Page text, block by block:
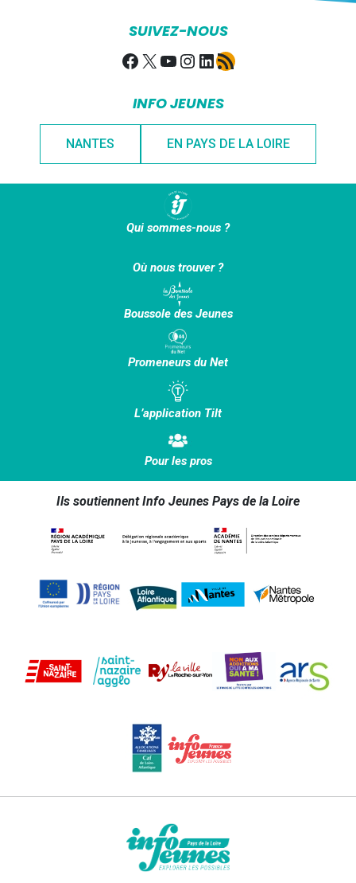
SUIVEZ-NOUS
Facebook
X YouTube
Instagram
LinkedIn
Flux RSS
INFO JEUNES
NANTES EN PAYS DE LA LOIRE
Qui sommes-nous ?
Où nous trouver ?
Boussole des Jeunes
Promeneurs du Net
L’application Tilt
Pour les pros
Ils soutiennent Info Jeunes Pays de la Loire